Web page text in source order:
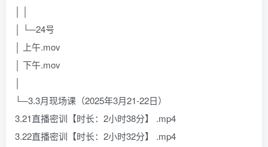
│ │
│ └─24号
│ 上午.mov
│ 下午.mov
│
└─3.3月现场课（2025年3月21-22日）
3.21直播密训【时长：2小时38分】 .mp4
3.22直播密训【时长：2小时32分】 .mp4